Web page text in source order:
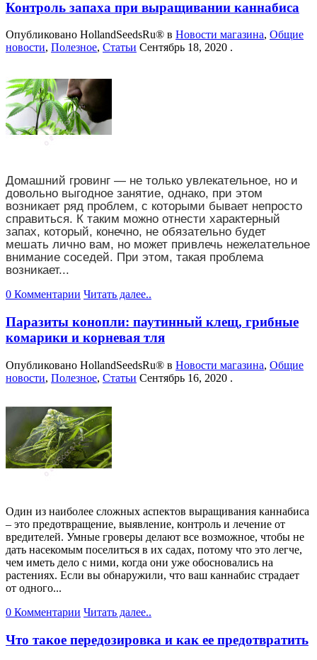
Контроль запаха при выращивании каннабиса
Опубликовано HollandSeedsRu® в Новости магазина, Общие
новости, Полезное, Статьи Сентябрь 18, 2020 .
Домашний гровинг — не только увлекательное, но и
довольно выгодное занятие, однако, при этом
возникает ряд проблем, с которыми бывает непросто
справиться. К таким можно отнести характерный
запах, который, конечно, не обязательно будет
мешать лично вам, но может привлечь нежелательное
внимание соседей. При этом, такая проблема
возникает...
0 Комментарии Читать далее..
Паразиты конопли: паутинный клещ, грибные
комарики и корневая тля
Опубликовано HollandSeedsRu® в Новости магазина, Общие
новости, Полезное, Статьи Сентябрь 16, 2020 .
Один из наиболее сложных аспектов выращивания каннабиса
– это предотвращение, выявление, контроль и лечение от
вредителей. Умные гроверы делают все возможное, чтобы не
дать насекомым поселиться в их садах, потому что это легче,
чем иметь дело с ними, когда они уже обосновались на
растениях. Если вы обнаружили, что ваш каннабис страдает
от одного...
0 Комментарии Читать далее..
Что такое передозировка и как ее предотвратить